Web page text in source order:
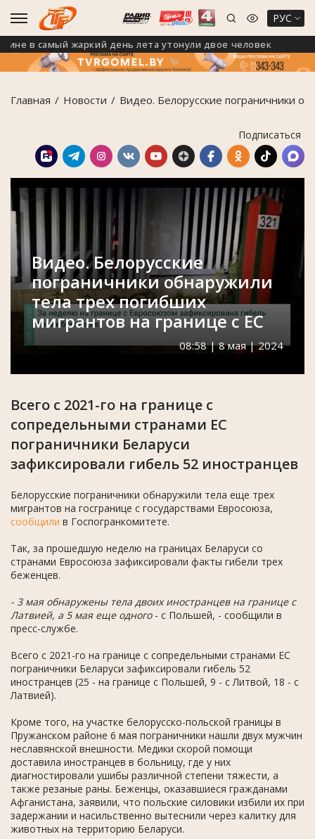
РУС
самый жаркий день лета утонули двое человек
Главная Новости Видео. Белорусские пограничники
Подписаться
Видео. Белорусские
пограничники обнаружили
тела трех погибших
мигрантов на границе с ЕС
08:58 | 8 мая | 2024
Всего с 2021-го на границе с
сопредельными странами ЕС
пограничники Беларуси
зафиксировали гибель 52 иностранцев
Белорусские пограничники обнаружили тела еще трех
мигрантов на госгранице с государствами Евросоюза,
сообщили в Госпогранкомитете.
Так, за прошедшую неделю на границах Беларуси со
странами Евросоюза зафиксировали факты гибели трех
беженцев.
- 3 мая обнаружены тела двоих иностранцев на границе с
Латвией, а 5 мая еще одного- с Польшей, - сообщили в
пресс-службе.
Всего с 2021-го на границе с сопредельными странами ЕС
пограничники Беларуси зафиксировали гибель 52
иностранцев (25 - на границе с Польшей, 9 - с Литвой, 18 - с
Латвией).
Кроме того, на участке белорусско-польской границы в
Пружанском районе 6 мая пограничники нашли двух мужчин
неславянской внешности. Медики скорой помощи
доставила иностранцев в больницу, где у них
диагностировали ушибы различной степени тяжести, а
также резаные раны. Беженцы, оказавшиеся гражданами
Афганистана, заявили, что польские силовики избили их при
задержании и насильственно вытеснили через калитку для
животных на территорию Беларуси.